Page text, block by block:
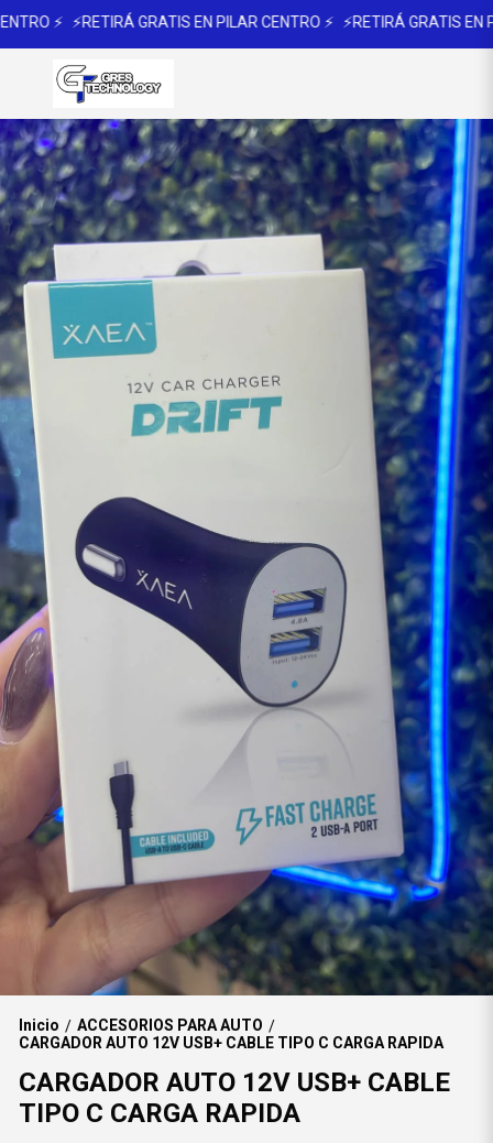
⚡ ⚡RETIRÁ GRATIS EN PILAR CENTRO ⚡ ⚡RETIRÁ GRATIS EN
Inicio / ACCESORIOS PARA AUTO /
CARGADOR AUTO 12V USB+ CABLE TIPO C CARGA RAPIDA
CARGADOR AUTO 12V USB+ CABLE
TIPO C CARGA RAPIDA